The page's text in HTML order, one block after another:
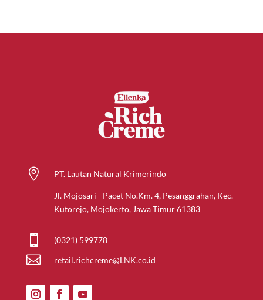
 PT. Lautan Natural Krimerindo
Jl. Mojosari - Pacet No.Km. 4, Pesanggrahan, Kec.
Kutorejo, Mojokerto, Jawa Timur 61383
 (0321) 599778
 retail.richcreme@LNK.co.id